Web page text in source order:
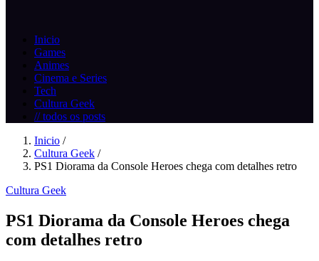
Inicio
Games
Animes
Cinema e Series
Tech
Cultura Geek
// todos os posts
Inicio /
Cultura Geek /
PS1 Diorama da Console Heroes chega com detalhes retro
Cultura Geek
PS1 Diorama da Console Heroes chega
com detalhes retro